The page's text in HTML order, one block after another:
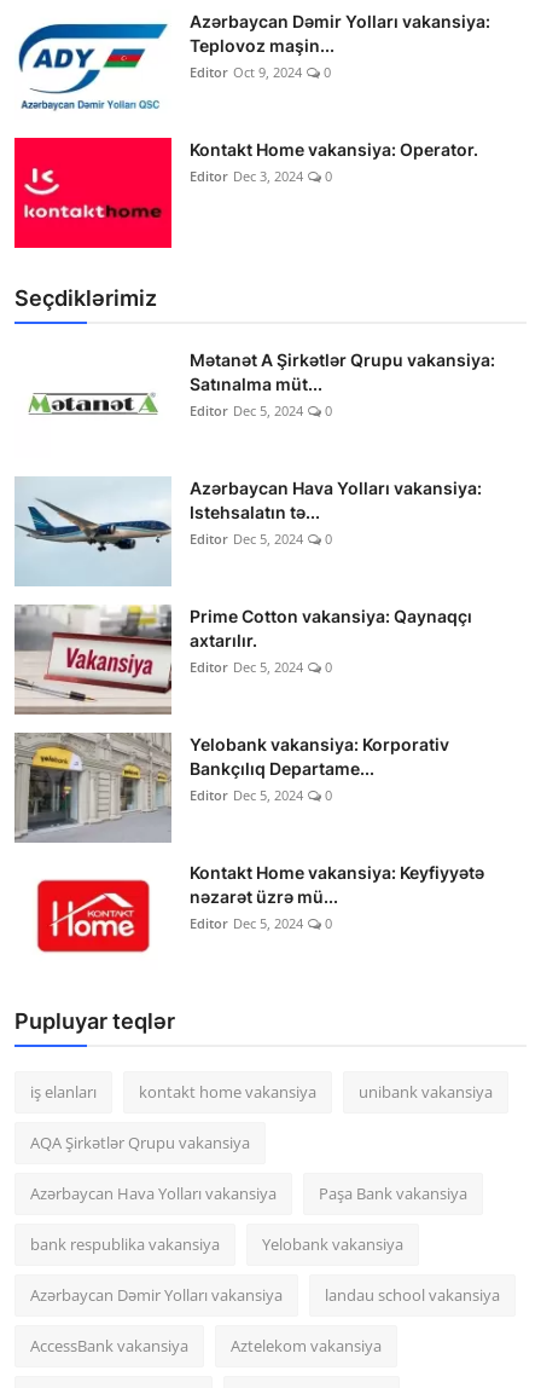
Azərbaycan Dəmir Yolları vakansiya:
Teplovoz maşin...
Editor Oct 9, 2024 0
Kontakt Home vakansiya: Operator.
Editor Dec 3, 2024 0
Seçdiklərimiz
Mətanət A Şirkətlər Qrupu vakansiya:
Satınalma müt...
Editor Dec 5, 2024 0
Azərbaycan Hava Yolları vakansiya:
Istehsalatın tə...
Editor Dec 5, 2024 0
Prime Cotton vakansiya: Qaynaqçı
axtarılır.
Editor Dec 5, 2024 0
Yelobank vakansiya: Korporativ
Bankçılıq Departame...
Editor Dec 5, 2024 0
Kontakt Home vakansiya: Keyfiyyətə
nəzarət üzrə mü...
Editor Dec 5, 2024 0
Pupluyar teqlər
iş elanları kontakt home vakansiya unibank vakansiya
AQA Şirkətlər Qrupu vakansiya
Azərbaycan Hava Yolları vakansiya Paşa Bank vakansiya
bank respublika vakansiya Yelobank vakansiya
Azərbaycan Dəmir Yolları vakansiya landau school vakansiya
AccessBank vakansiya Aztelekom vakansiya